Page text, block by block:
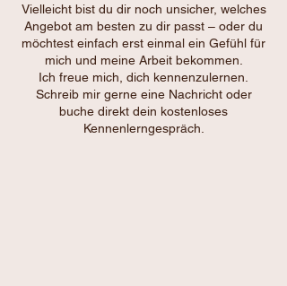
Vielleicht bist du dir noch unsicher, welches
Angebot am besten zu dir passt – oder du
möchtest einfach erst einmal ein Gefühl für
mich und meine Arbeit bekommen.
Ich freue mich, dich kennenzulernen.
Schreib mir gerne eine Nachricht oder
buche direkt dein kostenloses
Kennenlerngespräch.